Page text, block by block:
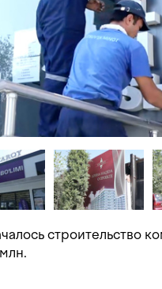
строительство